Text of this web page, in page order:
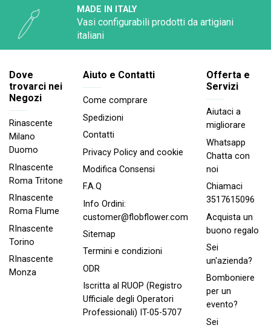
MADE IN ITALY
Vasi configurabili prodotti da artigiani
italiani
Dove
trovarci nei
Negozi
Rinascente
Milano
Duomo
RInascente
Roma Tritone
RInascente
Roma FIume
RInascente
Torino
RInascente
Monza
Aiuto e Contatti
Come comprare
Spedizioni
Contatti
Privacy Policy and cookie
Modifica Consensi
F.A.Q
Info Ordini:
customer@flobflower.com
Sitemap
Termini e condizioni
ODR
Iscritta al RUOP (Registro
Ufficiale degli Operatori
Professionali) IT-05-5707
Offerta e
Servizi
Aiutaci a
migliorare
Whatsapp
Chatta con
noi
Chiamaci
3517615096
Acquista un
buono regalo
Sei
un'azienda?
Bomboniere
per un
evento?
Sei